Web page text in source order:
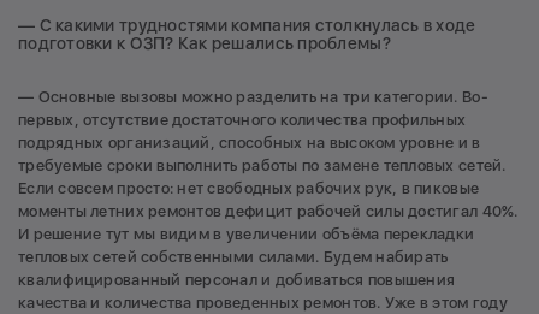
— С какими трудностями компания столкнулась в ходе
подготовки к ОЗП? Как решались проблемы?
— Основные вызовы можно разделить на три категории. Во-
первых, отсутствие достаточного количества профильных
подрядных организаций, способных на высоком уровне и в
требуемые сроки выполнить работы по замене тепловых сетей.
Если совсем просто: нет свободных рабочих рук, в пиковые
моменты летних ремонтов дефицит рабочей силы достигал 40%.
И решение тут мы видим в увеличении объёма перекладки
тепловых сетей собственными силами. Будем набирать
квалифицированный персонал и добиваться повышения
качества и количества проведенных ремонтов. Уже в этом году